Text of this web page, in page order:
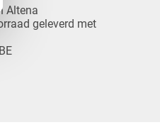
Altena
geleverd met